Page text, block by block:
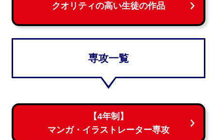
クオリティの高い生徒の作品
専攻一覧
【4年制】
マンガ・イラストレーター専攻